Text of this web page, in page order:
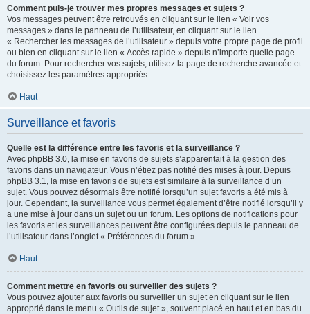
Comment puis-je trouver mes propres messages et sujets ?
Vos messages peuvent être retrouvés en cliquant sur le lien « Voir vos
messages » dans le panneau de l’utilisateur, en cliquant sur le lien
« Rechercher les messages de l’utilisateur » depuis votre propre page de profil
ou bien en cliquant sur le lien « Accès rapide » depuis n’importe quelle page
du forum. Pour rechercher vos sujets, utilisez la page de recherche avancée et
choisissez les paramètres appropriés.
Haut
Surveillance et favoris
Quelle est la différence entre les favoris et la surveillance ?
Avec phpBB 3.0, la mise en favoris de sujets s’apparentait à la gestion des
favoris dans un navigateur. Vous n’étiez pas notifié des mises à jour. Depuis
phpBB 3.1, la mise en favoris de sujets est similaire à la surveillance d’un
sujet. Vous pouvez désormais être notifié lorsqu’un sujet favoris a été mis à
jour. Cependant, la surveillance vous permet également d’être notifié lorsqu’il y
a une mise à jour dans un sujet ou un forum. Les options de notifications pour
les favoris et les surveillances peuvent être configurées depuis le panneau de
l’utilisateur dans l’onglet « Préférences du forum ».
Haut
Comment mettre en favoris ou surveiller des sujets ?
Vous pouvez ajouter aux favoris ou surveiller un sujet en cliquant sur le lien
approprié dans le menu « Outils de sujet », souvent placé en haut et en bas du